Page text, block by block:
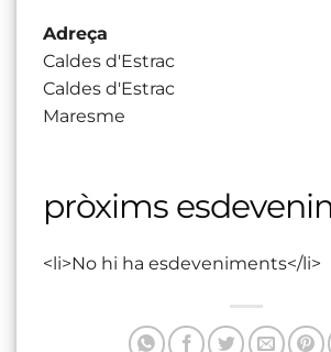
Adreça
Caldes d'Estrac
Caldes d'Estrac
Maresme
pròxims
<li>No hi ha esdeveniments</li>